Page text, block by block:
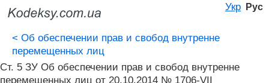
Укр Рус
< Об обеспечении прав и свобод внутренне
перемещенных лиц
Ст. 5 ЗУ Об обеспечении прав и свобод внутренне
перемещенных лиц от 20.10.2014 № 1706-VII